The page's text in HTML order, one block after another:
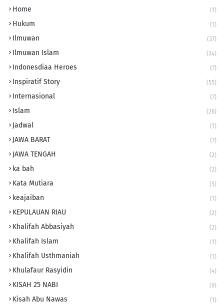
Home (1)
Hukum (1)
Ilmuwan (37)
Ilmuwan Islam (34)
Indonesdiaa Heroes (7)
Inspiratif Story (55)
Internasional (7)
Islam (26)
Jadwal (1)
JAWA BARAT (7)
JAWA TENGAH (2)
ka bah (2)
Kata Mutiara (5)
keajaiban (1)
KEPULAUAN RIAU (2)
Khalifah Abbasiyah (2)
Khalifah Islam (1)
Khalifah Usthmaniah (1)
Khulafaur Rasyidin (4)
KISAH 25 NABI (9)
Kisah Abu Nawas (1)